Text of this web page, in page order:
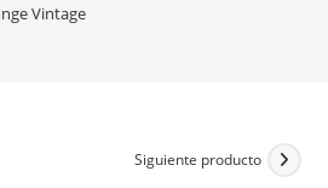
Venta
Contacto
Vintage
Siguiente producto